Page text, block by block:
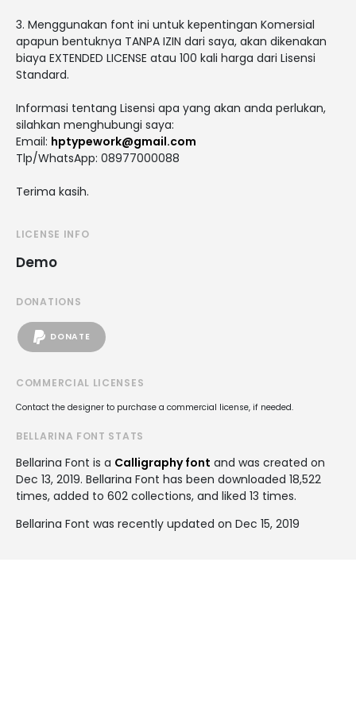
3. Menggunakan font ini untuk kepentingan Komersial
apapun bentuknya TANPA IZIN dari saya, akan dikenakan
biaya EXTENDED LICENSE atau 100 kali harga dari Lisensi
Standard.
Informasi tentang Lisensi apa yang akan anda perlukan,
silahkan menghubungi saya:
Email: hptypework@gmail.com
Tlp/WhatsApp: 08977000088
Terima kasih.
LICENSE INFO
Demo
DONATIONS
DONATE
COMMERCIAL LICENSES
Contact the designer to purchase a commercial license, if needed.
BELLARINA FONT STATS
Bellarina Font is a Calligraphy font and was created on
Dec 13, 2019. Bellarina Font has been downloaded 18,522
times, added to 602 collections, and liked 13 times.
Bellarina Font was recently updated on Dec 15, 2019